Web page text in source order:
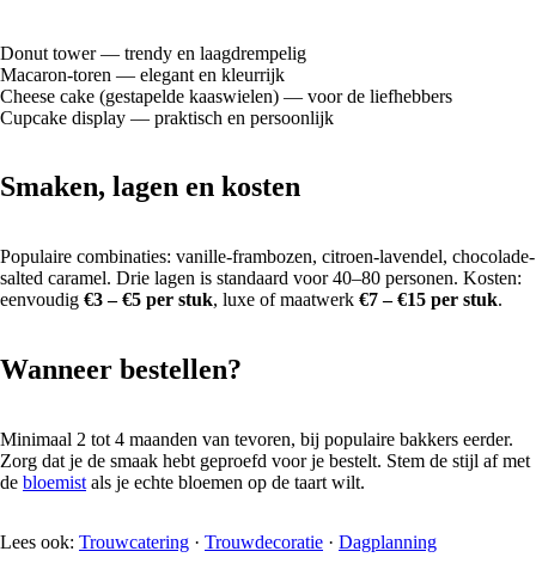
Donut tower — trendy en laagdrempelig
Macaron-toren — elegant en kleurrijk
Cheese cake (gestapelde kaaswielen) — voor de liefhebbers
Cupcake display — praktisch en persoonlijk
Smaken, lagen en kosten
Populaire combinaties: vanille-frambozen, citroen-lavendel, chocolade-
salted caramel. Drie lagen is standaard voor 40–80 personen. Kosten:
eenvoudig €3 – €5 per stuk, luxe of maatwerk €7 – €15 per stuk.
Wanneer bestellen?
Minimaal 2 tot 4 maanden van tevoren, bij populaire bakkers eerder.
Zorg dat je de smaak hebt geproefd voor je bestelt. Stem de stijl af met
de bloemist als je echte bloemen op de taart wilt.
Lees ook: Trouwcatering · Trouwdecoratie · Dagplanning